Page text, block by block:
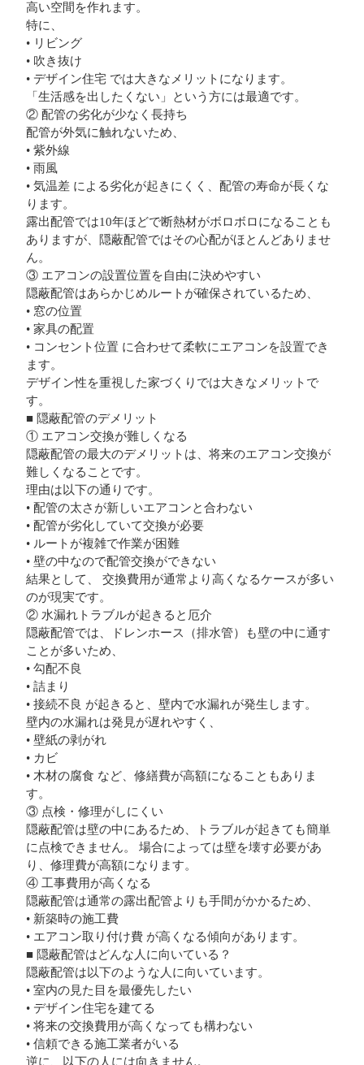
高い空間を作れます。
特に、
• リビング
• 吹き抜け
• デザイン住宅 では大きなメリットになります。
「生活感を出したくない」という方には最適です。
② 配管の劣化が少なく長持ち
配管が外気に触れないため、
• 紫外線
• 雨風
• 気温差 による劣化が起きにくく、配管の寿命が長くな
ります。
露出配管では10年ほどで断熱材がボロボロになることも
ありますが、隠蔽配管ではその心配がほとんどありませ
ん。
③ エアコンの設置位置を自由に決めやすい
隠蔽配管はあらかじめルートが確保されているため、
• 窓の位置
• 家具の配置
• コンセント位置 に合わせて柔軟にエアコンを設置でき
ます。
デザイン性を重視した家づくりでは大きなメリットで
す。
■ 隠蔽配管のデメリット
① エアコン交換が難しくなる
隠蔽配管の最大のデメリットは、将来のエアコン交換が
難しくなることです。
理由は以下の通りです。
• 配管の太さが新しいエアコンと合わない
• 配管が劣化していて交換が必要
• ルートが複雑で作業が困難
• 壁の中なので配管交換ができない
結果として、 交換費用が通常より高くなるケースが多い
のが現実です。
② 水漏れトラブルが起きると厄介
隠蔽配管では、ドレンホース（排水管）も壁の中に通す
ことが多いため、
• 勾配不良
• 詰まり
• 接続不良 が起きると、壁内で水漏れが発生します。
壁内の水漏れは発見が遅れやすく、
• 壁紙の剥がれ
• カビ
• 木材の腐食 など、修繕費が高額になることもありま
す。
③ 点検・修理がしにくい
隠蔽配管は壁の中にあるため、トラブルが起きても簡単
に点検できません。 場合によっては壁を壊す必要があ
り、修理費が高額になります。
④ 工事費用が高くなる
隠蔽配管は通常の露出配管よりも手間がかかるため、
• 新築時の施工費
• エアコン取り付け費 が高くなる傾向があります。
■ 隠蔽配管はどんな人に向いている？
隠蔽配管は以下のような人に向いています。
• 室内の見た目を最優先したい
• デザイン住宅を建てる
• 将来の交換費用が高くなっても構わない
• 信頼できる施工業者がいる
逆に、以下の人には向きません。